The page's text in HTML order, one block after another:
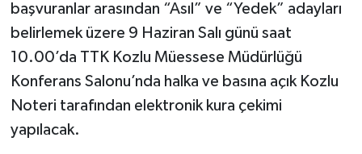
başvuranlar arasından “Asıl” ve “Yedek” adayları
belirlemek üzere 9 Haziran Salı günü saat
10.00’da TTK Kozlu Müessese Müdürlüğü
Konferans Salonu’nda halka ve basına açık Kozlu
Noteri tarafından elektronik kura çekimi
yapılacak.